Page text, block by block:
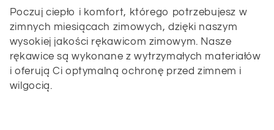
l
e
k
Poczuj ciepło i komfort, którego potrzebujesz w
zimnych miesiącach zimowych, dzięki naszym
wysokiej jakości rękawicom zimowym. Nasze
rękawice są wykonane z wytrzymałych materiałów
i oferują Ci optymalną ochronę przed zimnem i
wilgocią.